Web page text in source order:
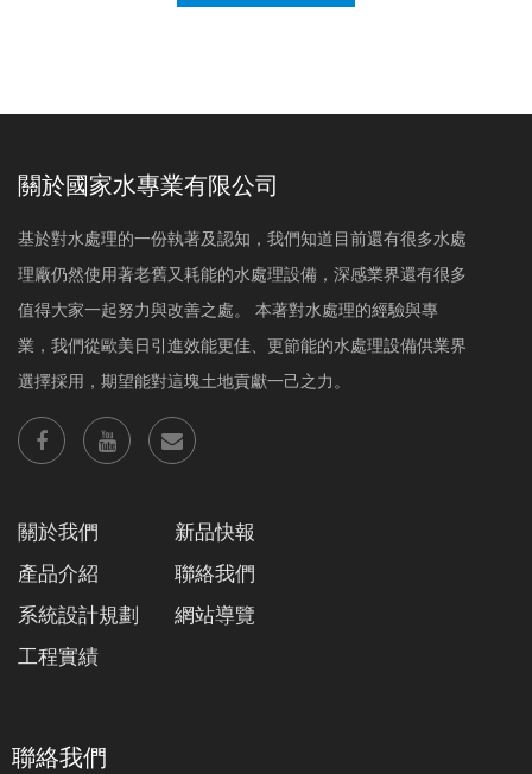
關於國家水專業有限公司
基於對水處理的一份執著及認知，我們知道目前還有很多水處
理廠仍然使用著老舊又耗能的水處理設備，深感業界還有很多
值得大家一起努力與改善之處。 本著對水處理的經驗與專
業，我們從歐美日引進效能更佳、更節能的水處理設備供業界
選擇採用，期望能對這塊土地貢獻一己之力。
關於我們
產品介紹
系統設計規劃
工程實績
新品快報
聯絡我們
網站導覽
聯絡我們